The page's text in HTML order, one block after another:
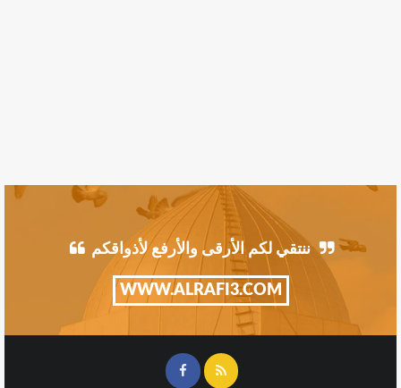
ننتقي لكم الأرقى والأرفع لأذواقكم
WWW.ALRAFI3.COM